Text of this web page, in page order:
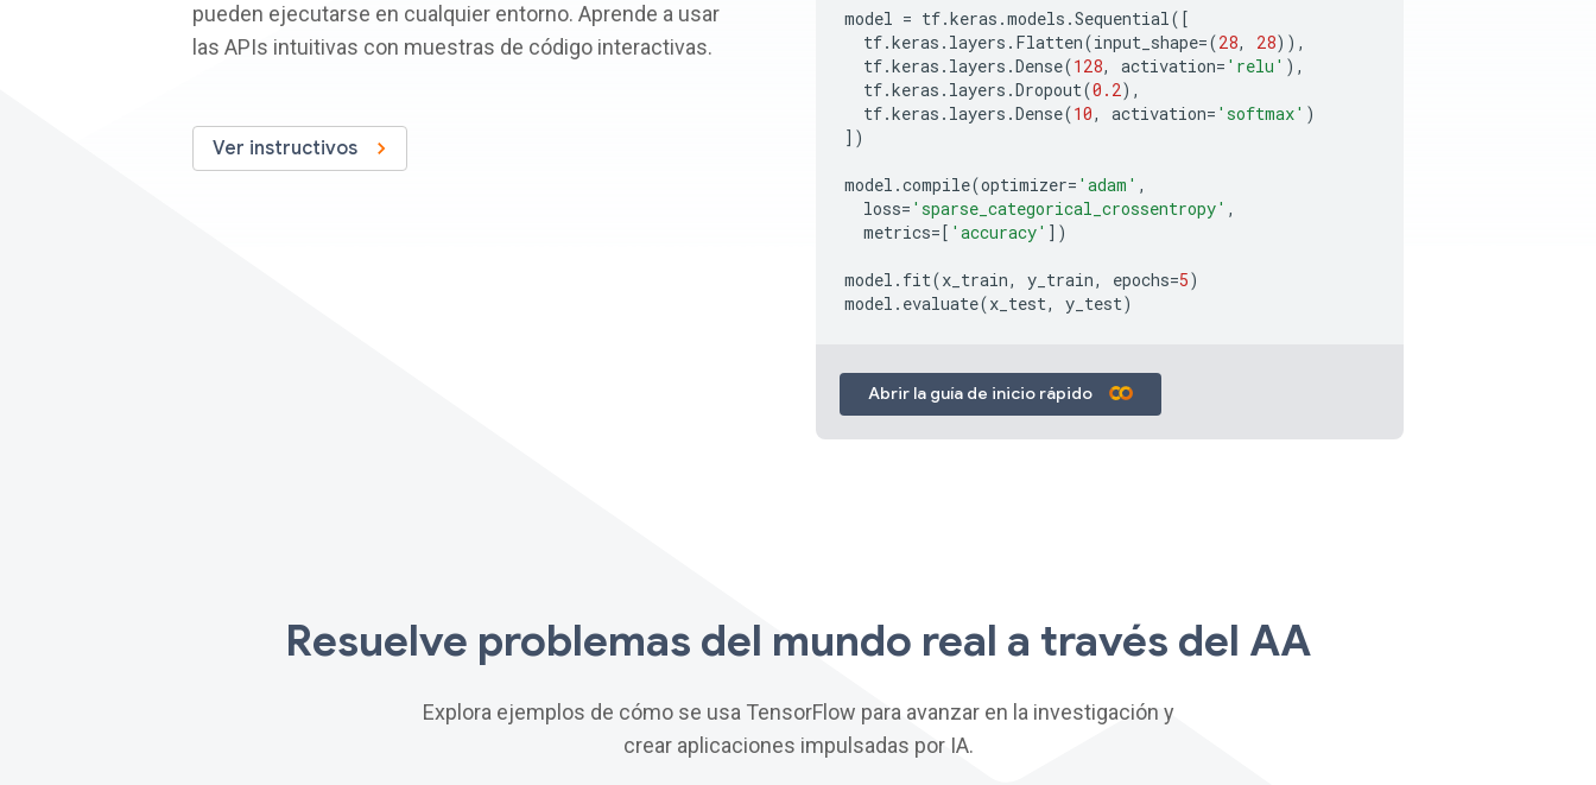
pueden ejecutarse en cualquier entorno. Aprende a usar
las APIs intuitivas con muestras de código interactivas.
Ver instructivos
model = tf.keras .models .Sequential([
tf.keras . layers . Flatten(input_shape=(28, 28)),
tf.keras . layers .Dense(128, activation= 'relu' ),
tf.keras . layers .Dropout(0.2),
tf.keras . layers .Dense(10, activation= 'softmax' )
])
model .compile(optimizer= 'adam' ,
loss= 'sparse_categorical_crossentropy' ,
metrics=[ 'accuracy' ])
model . fit(x_train, y_train, epochs=5)
model . evaluate(x_test, y_test)
Abrir la guía de inicio rápido
Resuelve problemas del mundo real a través del AA
Explora ejemplos de cómo se usa TensorFlow para avanzar en la investigación y
crear aplicaciones impulsadas por IA.